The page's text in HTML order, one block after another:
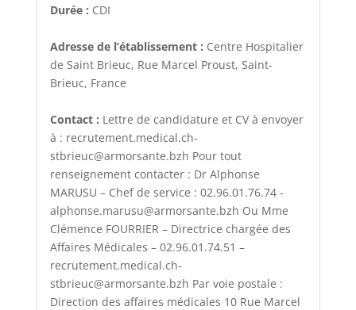
Durée : CDI
Adresse de l’établissement : Centre Hospitalier
de Saint Brieuc, Rue Marcel Proust, Saint-
Brieuc, France
Contact : Lettre de candidature et CV à envoyer
à : recrutement.medical.ch-
stbrieuc@armorsante.bzh Pour tout
renseignement contacter : Dr Alphonse
MARUSU – Chef de service : 02.96.01.76.74 -
alphonse.marusu@armorsante.bzh Ou Mme
Clémence FOURRIER – Directrice chargée des
Affaires Médicales – 02.96.01.74.51 –
recrutement.medical.ch-
stbrieuc@armorsante.bzh Par voie postale :
Direction des affaires médicales 10 Rue Marcel